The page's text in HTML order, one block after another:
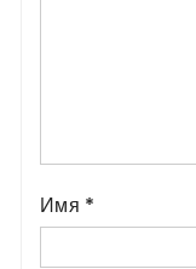
Имя *